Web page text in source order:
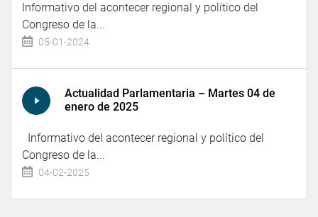
Informativo del acontecer regional y político del
Congreso de la...
05-01-2024
Actualidad Parlamentaria – Martes 04 de
enero de 2025
Informativo del acontecer regional y político del
Congreso de la...
04-02-2025